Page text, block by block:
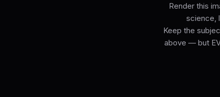
Render this
science,
Keep the
above — but